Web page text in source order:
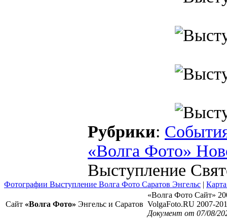
Рубрики:
«Волга Фото»
Выступление
Фотографии Выступление Волга Фото Саратов Энгельс |
Сайт «Волга Фото» Энгельс и Саратов
«Волга Фото Сайт»
VolgaFoto.RU 2007-
Документ от 07/08/